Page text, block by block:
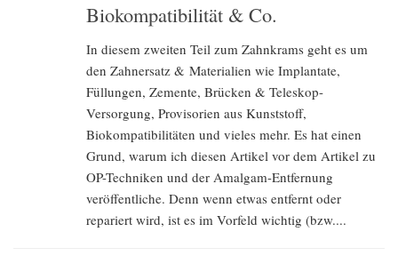
Biokompatibilität & Co.
In diesem zweiten Teil zum Zahnkrams geht es um
den Zahnersatz & Materialien wie Implantate,
Füllungen, Zemente, Brücken & Teleskop-
Versorgung, Provisorien aus Kunststoff,
Biokompatibilitäten und vieles mehr. Es hat einen
Grund, warum ich diesen Artikel vor dem Artikel zu
OP-Techniken und der Amalgam-Entfernung
veröffentliche. Denn wenn etwas entfernt oder
repariert wird, ist es im Vorfeld wichtig (bzw....